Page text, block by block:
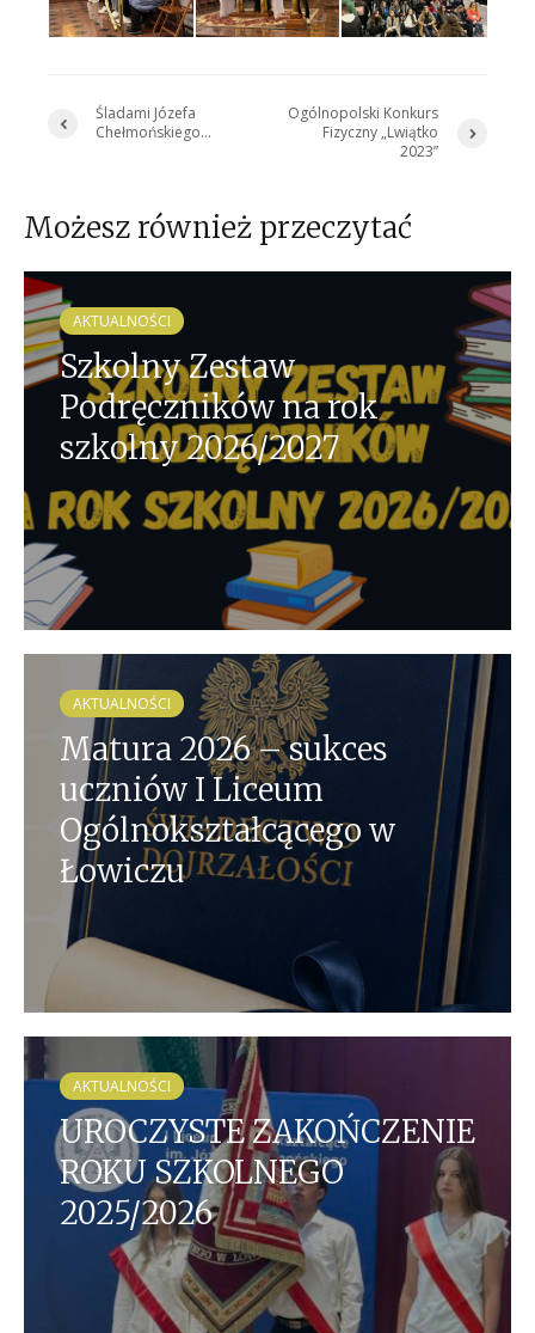
Śladami Józefa
Chełmońskiego…
Ogólnopolski Konkurs
Fizyczny „Lwiątko
2023”
Możesz również przeczytać
AKTUALNOŚCI
Szkolny Zestaw
Podręczników na rok
szkolny 2026/2027
AKTUALNOŚCI
Matura 2026 – sukces
uczniów I Liceum
Ogólnokształcącego w
Łowiczu
AKTUALNOŚCI
UROCZYSTE ZAKOŃCZENIE
ROKU SZKOLNEGO
2025/2026